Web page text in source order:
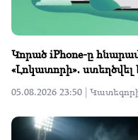
Կորած iPhone-ը
«Լոկատորի»․ ստեղծվել
05.08.2026 23:50 |